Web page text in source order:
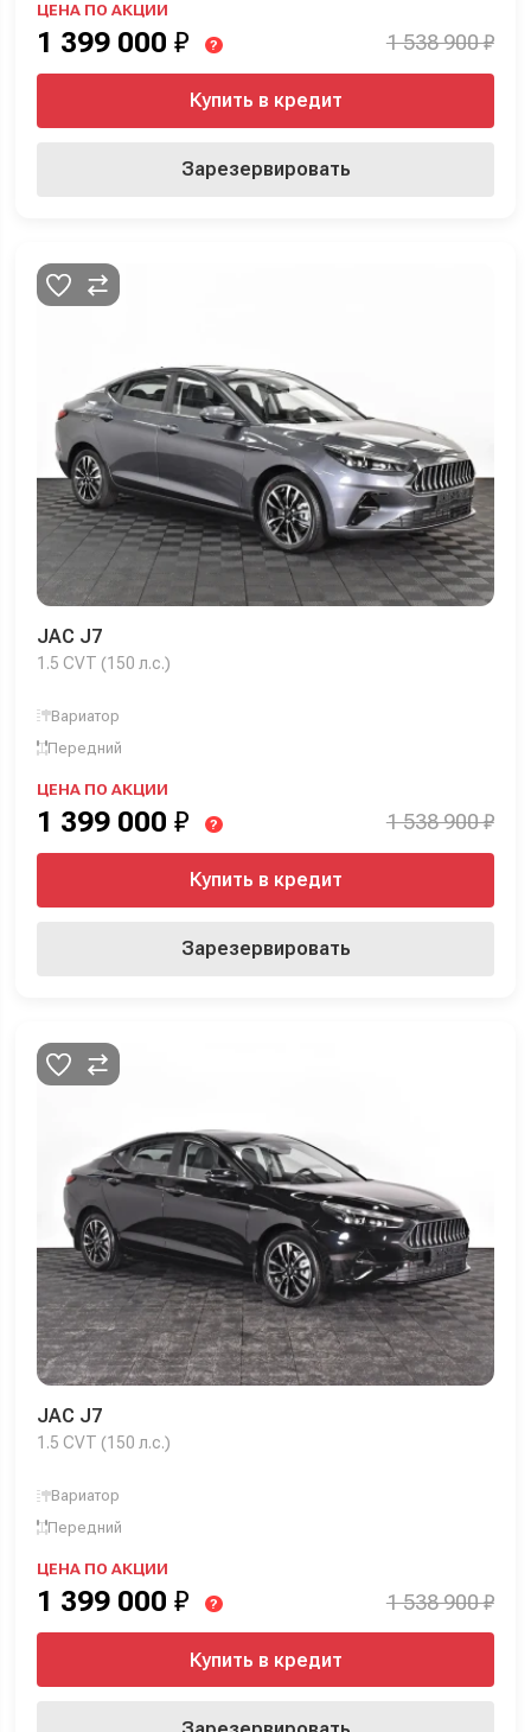
ЦЕНА ПО АКЦИИ
1 399 000 ₽ ? 1 538 900 ₽
Купить в кредит
Зарезервировать
JAC J7
1.5 CVT (150 л.с.)
Вариатор
Передний
ЦЕНА ПО АКЦИИ
1 399 000 ₽ ? 1 538 900 ₽
Купить в кредит
Зарезервировать
JAC J7
1.5 CVT (150 л.с.)
Вариатор
Передний
ЦЕНА ПО АКЦИИ
1 399 000 ₽ ? 1 538 900 ₽
Купить в кредит